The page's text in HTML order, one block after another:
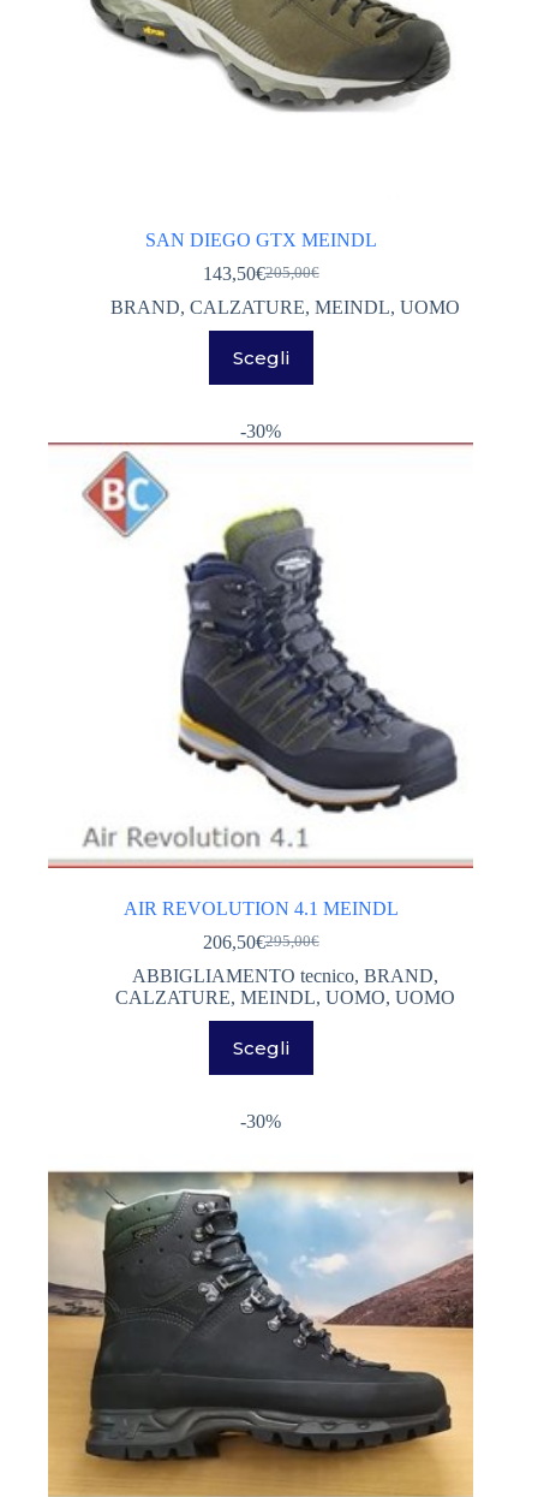
SAN DIEGO GTX MEINDL
205,00€
Il
prezzo
era:
205,00€.
143,50€Il
prezzo
143,50€.
BRAND, CALZATURE, MEINDL, UOMO
Scegli
prodotto
ha
varianti.
Le
essere
scelte
nella
pagina
del
prodotto
-30%
AIR REVOLUTION 4.1 MEINDL
295,00€
Il
prezzo
originale
295,00€.
206,50€Il
prezzo
attuale
206,50€.
ABBIGLIAMENTO tecnico, BRAND,
CALZATURE, MEINDL, UOMO, UOMO
Scegli
prodotto
ha
varianti.
possono
essere
pagina
del
prodotto
-30%